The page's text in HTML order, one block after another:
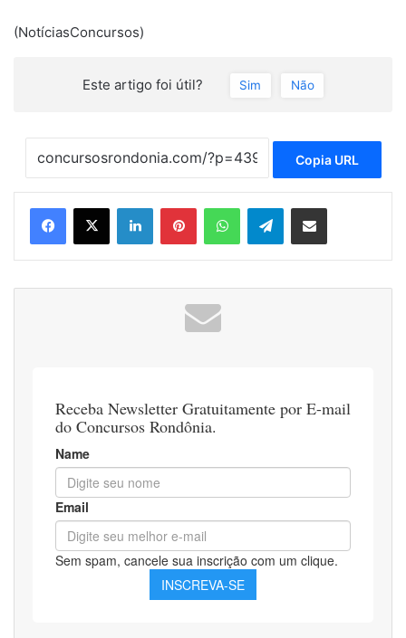
(NotíciasConcursos)
Este artigo foi útil? Sim Não
Copia URL
LinkedinPinterestWhatsAppTelegramCompartilhar via e-mail